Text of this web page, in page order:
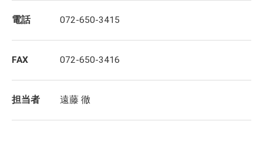
電話 072-650-3415
FAX 072-650-3416
担当者 遠藤 徹